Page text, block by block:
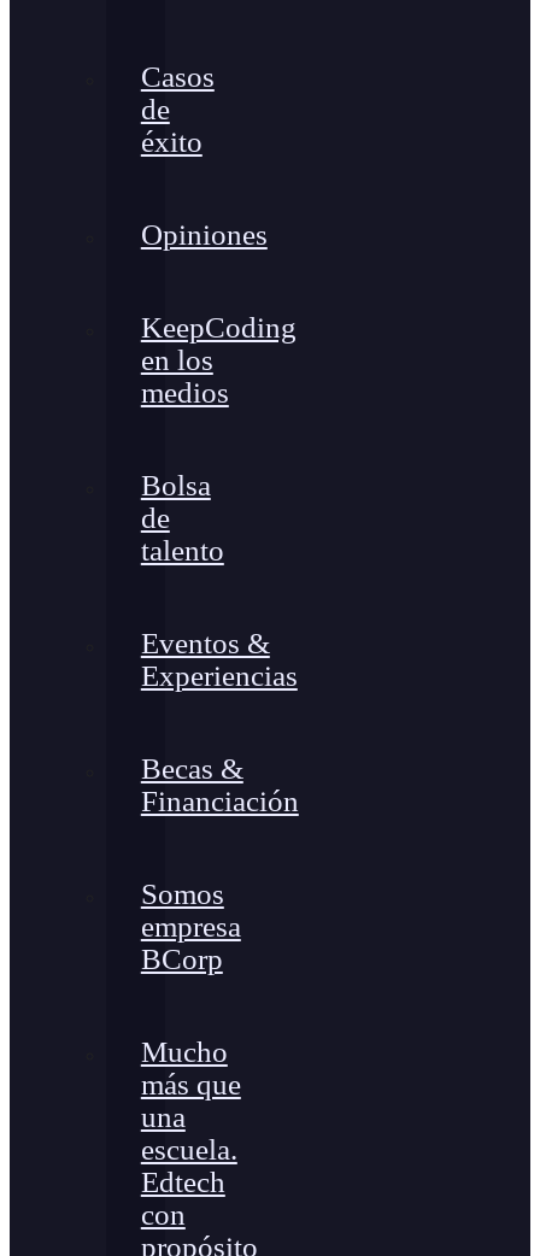
Casos
de
éxito
Opiniones
KeepCoding
en los
medios
Bolsa
de
talento
Eventos &
Experiencias
Becas &
Financiación
Somos
empresa
BCorp
Mucho
más que
una
escuela.
Edtech
con
propósito